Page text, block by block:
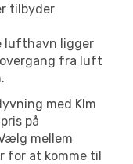
tilbyder
lufthavn ligger
fra luft
med Klm
på
mellem
for at komme til